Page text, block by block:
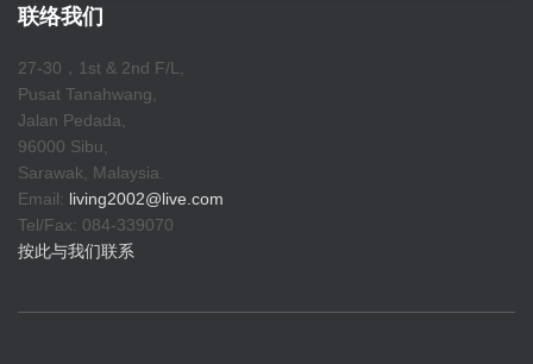
联络我们
27-30，1st & 2nd F/L,
Pusat Tanahwang,
Jalan Pedada,
96000 Sibu,
Sarawak, Malaysia.
Email: living2002@live.com
Tel/Fax: 084-339070
按此与我们联系